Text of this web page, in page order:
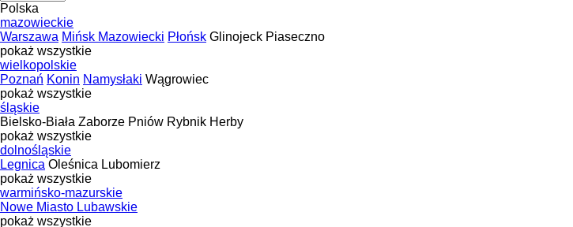
Polska
mazowieckie
Warszawa Mińsk Mazowiecki Płońsk Glinojeck Piaseczno
pokaż wszystkie
wielkopolskie
Poznań Konin Namysłaki Wągrowiec
pokaż wszystkie
śląskie
Bielsko-Biała Zaborze Pniów Rybnik Herby
pokaż wszystkie
dolnośląskie
Legnica Oleśnica Lubomierz
pokaż wszystkie
warmińsko-mazurskie
Nowe Miasto Lubawskie
pokaż wszystkie